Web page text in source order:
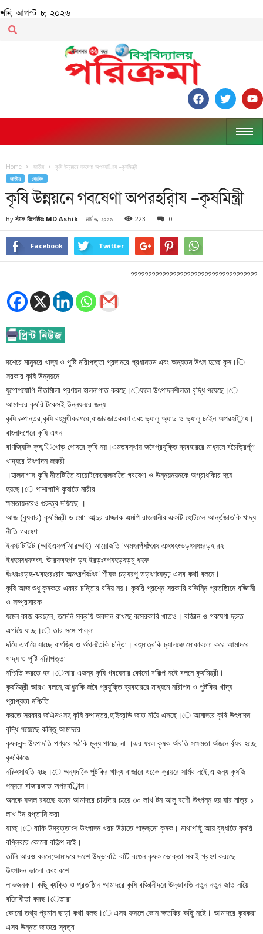
শনি, আগস্ট ৮, ২০২৬
Home জাতীয় কৃষি উন্নয়নে গবষেণা অপরহর্িায –কৃষমিন্ত্রী
জাতীয় ব্রেকিং
কৃষি উন্নয়নে গবষেণা অপরহর্িায –কৃষমিন্ত্রী
By স্টাফ রিপোর্টারঃ MD Ashik - মার্চ ৬, ২০১৯ 223 0
Facebook Twitter
????????????????????????????????????
দশেরে মানুষরে খাদ্য ও পুষ্টি নরিাপত্তা প্রদানরে প্রধানতম এবং অন্যতম উৎস হচ্ছে কৃষ।ি
সরকার কৃষি উন্নয়নে
যুগোপযোগি নীতমিালা প্রণয়ন হালনাগাত করছে।েফলে উৎপাদনশীলতা বৃদ্ধি পয়েছে।ে
আমাদরে কৃষরি টকেসই উন্নয়নরে জন্য
কৃষি রুপান্তর,কৃষি বহুমুখীকরণরে,বাজারজাতকরণ এবং ভ্যালু অ্যাড ও ভ্যালু চইেন অপরহর্িায।
বাংলাদশেরে কৃষি এখন
বাণজ্যিকি কৃষ;িখোড় পোষরে কৃষি নয়।এমতবস্থায় জবৈপ্রযুক্তি ব্যবহাররে মাধ্যমে বচৈত্রির্পূণ
খাদ্যরে উৎপাদন জরুরী
।হালনাগাদ কৃষি নীতটিতিে বায়োটকেনোলজতিে গবষেণা ও উন্নয়নয়নকে অগ্রাধকিার দযে়
হয়ছে।ে পাশাপাশি কৃষতিে নারীর
ক্ষমতায়নরেও গুরুত্ব দয়িছেে ।
আজ (বুধবার) কৃষমিন্ত্রী ড.মো: আব্দুর রাজ্জাক এমপি রাজধানীর একটি হোটলেে আর্ন্তজাতকি খাদ্য
নীতি গবষেণা
ইনস্টটিউিট (আইএফপআিরআই) আয়োজতি ‘অমৎরপঁষঃঁৎধষ ঞৎধহংভড়ৎসধঃরড়হ রহ
ইধহমষধফবংয: ঊারফবহপব ড়হ ইরড়ঃবপযহড়ষড়মু ধহফ
ঘঁঃৎরঃরড়হ-ঝবহংরঃরাব অমৎরপঁষঃঁৎব’ র্শীষক চড়ষরপু ডড়ৎশংযড়ঢ় এসব কথা বলনে।
কৃষি আজ শুধু কৃষকরে একার চন্তিার বষিয় নয়। কৃষরি প্রশ্নে সরকারি বভিন্নি প্রতষ্ঠিানে বজ্ঞিানী
ও সম্প্রসারক
যমেন কাজ করছনে, তমেনি সক্রয়ি অবদান রাখছে বসেরকারি খাতও। বজ্ঞিান ও গবষেণা দ্রুত
এগয়িে যাচ্ছ।ে তার সঙ্গে পাল্লা
দয়িে এগয়িে যাচ্ছে বাণজ্যি ও র্অথনতৈকি চন্তিা। বহুমাত্রকি চ্যালঞ্জে মোকাবলো করে আমাদরে
খাদ্য ও পুষ্টি নরিাপত্তা
নশ্চিতি করতে হব।েআর এজন্য কৃষি গবষেনার কোনো বকিল্প নইে বলনে কৃষমিন্ত্রী।
কৃষমিন্ত্রী আরও বলনে;আধুনকি জবৈ প্রযুক্তি ব্যবহাররে মাধ্যমে নরিাপদ ও পুষ্টকির খাদ্য
প্রাপ্যতা নশ্চিতি
করতে সরকার জএিমওসহ কৃষি রুপান্তর,হাইব্রডি জাত নয়িে এসছে।ে আমাদরে কৃষি উৎপাদন
বৃদ্ধি পয়েছেে কন্তিু আমাদরে
কৃষকবৃন্দ উৎপাদতি পণ্যরে সঠকি মূল্য পাচ্ছে না ।এর ফলে কৃষক র্অথতি সক্ষমতা র্অজনে র্ব্যথ হচ্ছে
কৃষকিাজে
নরিুৎসাহতি হচ্ছ।ে অন্যদকিে পুষ্টকির খাদ্য বাজারে থকেে ক্রয়রে সার্মথ নইে,এ জন্য কৃষজি
পন্যরে বাজারজাত অপরহর্িায।
অনকে ফসল রযছেে যমেন আমাদরে চাহদিার চয়েে ৩০ লাখ টন আলু বশেী উৎপন্ন হয় যার মাত্র ১
লাখ টন রপ্তানি করা
যাচ্ছ।ে বাকি উদ্বৃত্তাংশ উৎপাদন খরচ উঠাতে পাড়ছনো কৃষক। মাথাপছুি আয় বৃদ্ধতিে কৃষরি
বপ্লিবরে কোনো বকিল্প নইে।
তনিি আরও বলনে;আমাদরে দশেে উদ্ভাবতি বটিি বগেুন কৃষক ভোক্তা সবাই গ্রহণ করছেে
উৎপাদন ভালো এবং বশে
লাভজনক। কছিু ব্যক্তি ও প্রতষ্ঠিান আমাদরে কৃষি বজ্ঞিানীদরে উদ্ভাবতি নতুন নতুন জাত নয়িে
বরিোধীতা করছ।েতারা
কোনো তথ্য প্রমান ছাড়া কথা বলছ।ে এসব ফসলে কোন ক্ষতকির কছিু নইে। আমাদরে কৃষকরা
এসব উন্নত জাতরে স্বত্ব